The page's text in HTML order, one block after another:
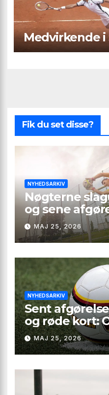
Medvirkende i
Fik du set disse?
NYHEDSARKIV
Nøgterne
og sene
over Second
4, runde 9
MAJ 25, 2026
NYHEDSARKIV
Sent
og røde kort:
Second
runde 9
MAJ 25, 2026